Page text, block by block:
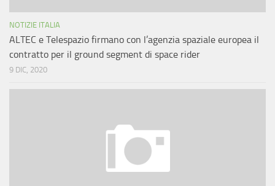
NOTIZIE ITALIA
ALTEC e Telespazio firmano con l’agenzia spaziale europea il
contratto per il ground segment di space rider
9 DIC, 2020